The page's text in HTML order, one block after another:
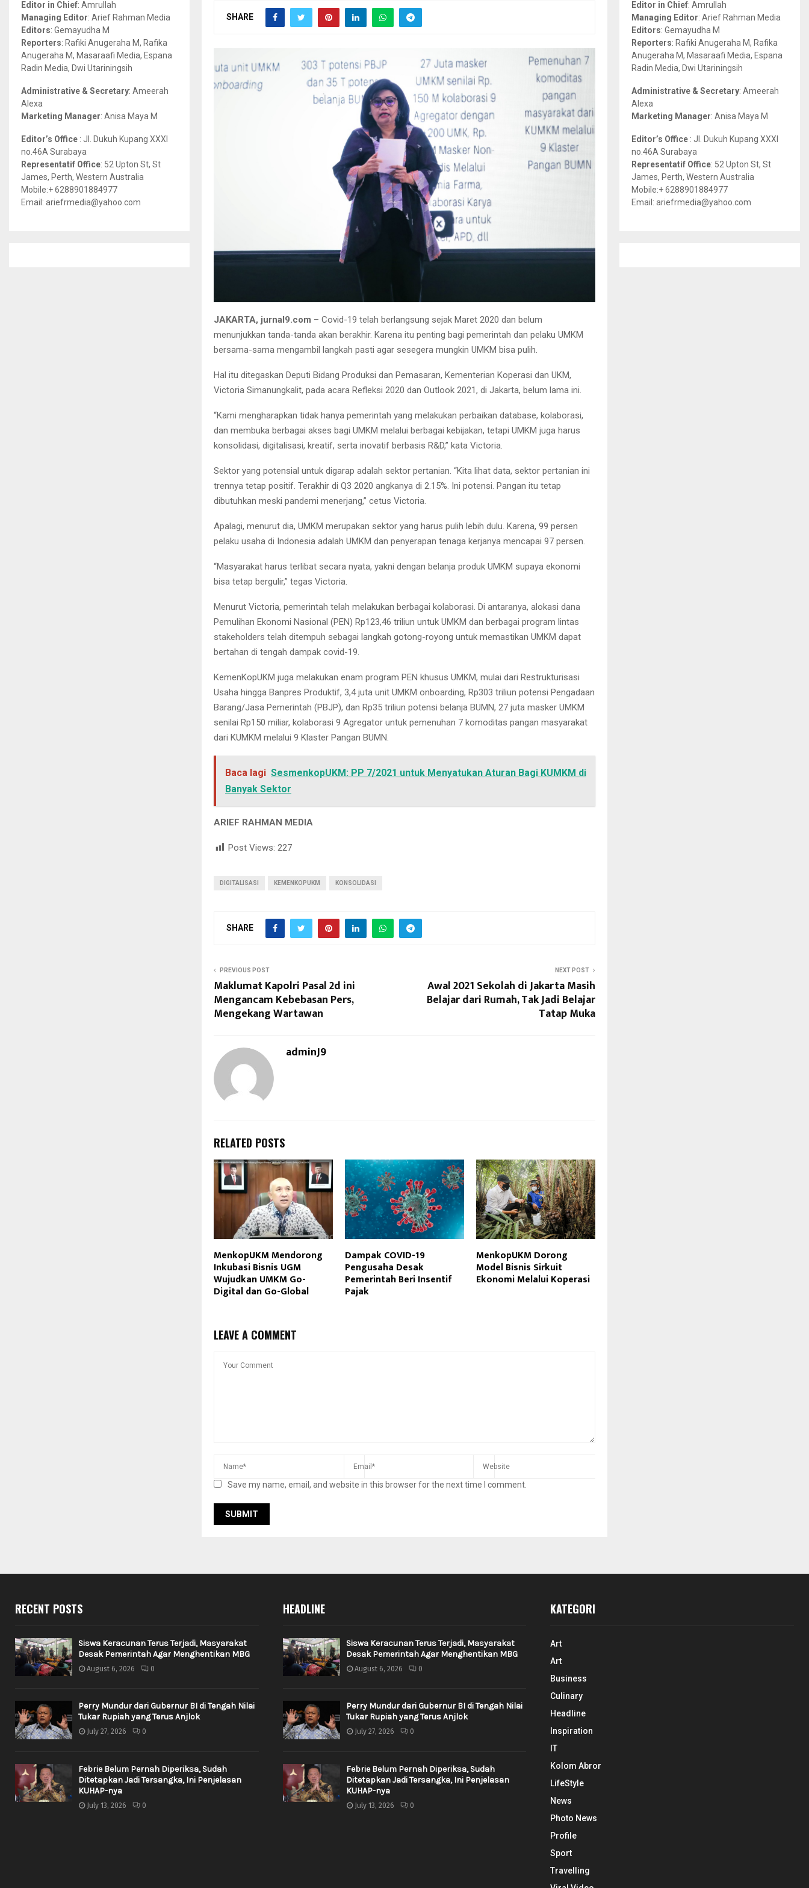
SHARE
JAKARTA, jurnal9.com – Covid-19 telah berlangsung sejak Maret 2020 dan belum
menunjukkan tanda-tanda akan berakhir. Karena itu penting bagi pemerintah dan pelaku UMKM
bersama-sama mengambil langkah pasti agar sesegera mungkin UMKM bisa pulih.
Hal itu ditegaskan Deputi Bidang Produksi dan Pemasaran, Kementerian Koperasi dan UKM,
Victoria Simanungkalit, pada acara Refleksi 2020 dan Outlook 2021, di Jakarta, belum lama ini.
“Kami mengharapkan tidak hanya pemerintah yang melakukan perbaikan database, kolaborasi,
dan membuka berbagai akses bagi UMKM melalui berbagai kebijakan, tetapi UMKM juga harus
konsolidasi, digitalisasi, kreatif, serta inovatif berbasis R&D,” kata Victoria.
Sektor yang potensial untuk digarap adalah sektor pertanian. “Kita lihat data, sektor pertanian ini
trennya tetap positif. Terakhir di Q3 2020 angkanya di 2.15%. Ini potensi. Pangan itu tetap
dibutuhkan meski pandemi menerjang,” cetus Victoria.
Apalagi, menurut dia, UMKM merupakan sektor yang harus pulih lebih dulu. Karena, 99 persen
pelaku usaha di Indonesia adalah UMKM dan penyerapan tenaga kerjanya mencapai 97 persen.
“Masyarakat harus terlibat secara nyata, yakni dengan belanja produk UMKM supaya ekonomi
bisa tetap bergulir,” tegas Victoria.
Menurut Victoria, pemerintah telah melakukan berbagai kolaborasi. Di antaranya, alokasi dana
Pemulihan Ekonomi Nasional (PEN) Rp123,46 triliun untuk UMKM dan berbagai program lintas
stakeholders telah ditempuh sebagai langkah gotong-royong untuk memastikan UMKM dapat
bertahan di tengah dampak covid-19.
KemenKopUKM juga melakukan enam program PEN khusus UMKM, mulai dari Restrukturisasi
Usaha hingga Banpres Produktif, 3,4 juta unit UMKM onboarding, Rp303 triliun potensi Pengadaan
Barang/Jasa Pemerintah (PBJP), dan Rp35 triliun potensi belanja BUMN, 27 juta masker UMKM
senilai Rp150 miliar, kolaborasi 9 Agregator untuk pemenuhan 7 komoditas pangan masyarakat
dari KUMKM melalui 9 Klaster Pangan BUMN.
Baca lagi SesmenkopUKM: PP 7/2021 untuk Menyatukan Aturan Bagi KUMKM di
Banyak Sektor
ARIEF RAHMAN MEDIA
Post Views: 227
DIGITALISASI KEMENKOPUKM KONSOLIDASI
SHARE
PREVIOUS POST
Maklumat Kapolri Pasal 2d ini
Mengancam Kebebasan Pers,
Mengekang Wartawan
NEXT POST
Awal 2021 Sekolah di Jakarta Masih
Belajar dari Rumah, Tak Jadi Belajar
Tatap Muka
adminJ9
RELATED POSTS
MenkopUKM Mendorong
Inkubasi Bisnis UGM
Wujudkan UMKM Go-
Digital dan Go-Global
Dampak COVID-19
Pengusaha Desak
Pemerintah Beri Insentif
Pajak
MenkopUKM Dorong
Model Bisnis Sirkuit
Ekonomi Melalui Koperasi
LEAVE A COMMENT
Save my name, email, and website in this browser for the next time I comment.
r
:
R
H
Editor in Chief: Amrullah
Managing Editor: Arief Rahman Media
Editors: Gemayudha M
Reporters: Rafiki Anugeraha M, Rafika
Anugeraha M, Masaraafi Media, Espana
Radin Media, Dwi Utariningsih
Administrative & Secretary: Ameerah
Alexa
Marketing Manager: Anisa Maya M
Editor’s Office : Jl. Dukuh Kupang XXXI
no.46A Surabaya
Representatif Office: 52 Upton St, St
James, Perth, Western Australia
Mobile:+ 6288901884977
Email: ariefrmedia@yahoo.com
r
:
R
H
Editor in Chief: Amrullah
Managing Editor: Arief Rahman Media
Editors: Gemayudha M
Reporters: Rafiki Anugeraha M, Rafika
Anugeraha M, Masaraafi Media, Espana
Radin Media, Dwi Utariningsih
Administrative & Secretary: Ameerah
Alexa
Marketing Manager: Anisa Maya M
Editor’s Office : Jl. Dukuh Kupang XXXI
no.46A Surabaya
Representatif Office: 52 Upton St, St
James, Perth, Western Australia
Mobile:+ 6288901884977
Email: ariefrmedia@yahoo.com
RECENT POSTS
Siswa Keracunan Terus Terjadi, Masyarakat
Desak Pemerintah Agar Menghentikan MBG
August 6, 2026 0
Perry Mundur dari Gubernur BI di Tengah Nilai
Tukar Rupiah yang Terus Anjlok
July 27, 2026 0
Febrie Belum Pernah Diperiksa, Sudah
Ditetapkan Jadi Tersangka, Ini Penjelasan
KUHAP-nya
July 13, 2026 0
HEADLINE
Siswa Keracunan Terus Terjadi, Masyarakat
Desak Pemerintah Agar Menghentikan MBG
August 6, 2026 0
Perry Mundur dari Gubernur BI di Tengah Nilai
Tukar Rupiah yang Terus Anjlok
July 27, 2026 0
Febrie Belum Pernah Diperiksa, Sudah
Ditetapkan Jadi Tersangka, Ini Penjelasan
KUHAP-nya
July 13, 2026 0
KATEGORI
Art
Art
Business
Culinary
Headline
Inspiration
IT
Kolom Abror
LifeStyle
News
Photo News
Profile
Sport
Travelling